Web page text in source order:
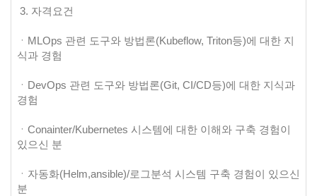
3. 자격요건
ㆍMLOps 관련 도구와 방법론(Kubeflow, Triton등)에 대한 지
식과 경험
ㆍDevOps 관련 도구와 방법론(Git, CI/CD등)에 대한 지식과
경험
ㆍConainter/Kubernetes 시스템에 대한 이해와 구축 경험이
있으신 분
ㆍ자동화(Helm,ansible)/로그분석 시스템 구축 경험이 있으신
분